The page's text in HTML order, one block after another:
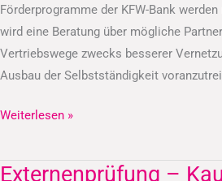
Förderprogramme der KFW-Bank
wird eine Beratung über mögliche
Vertriebswege zwecks besserer
Ausbau der Selbstständigkeit
Weiterlesen »
Externenprüfung –
Externenprüfung